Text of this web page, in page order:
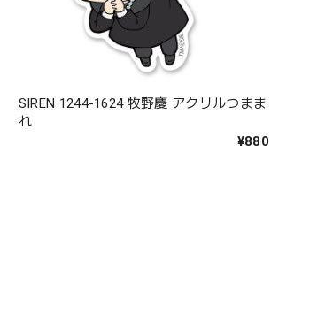
SIREN 1244-1624 牧野慶 アクリルつまま
れ
¥880